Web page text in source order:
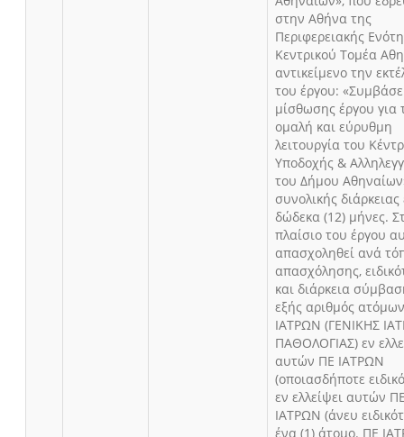
στην Αθήνα της
Περιφερειακής
Κεντρικού Τομέα
αντικείμενο την
του έργου:
μίσθωσης έργου για
ομαλή και εύρυθμη
λειτουργία του
Υποδοχής &
του Δήμου
συνολικής
δώδεκα (12) μήνες.
πλαίσιο του έργου
απασχοληθεί ανά
απασχόλησης,
και διάρκεια
εξής αριθμός
ΙΑΤΡΩΝ (ΓΕΝΙΚΗΣ
ΠΑΘΟΛΟΓΙΑΣ) εν
αυτών ΠΕ ΙΑΤΡΩΝ
(οποιασδήποτε
εν ελλείψει αυτών
ΙΑΤΡΩΝ (άνευ
ένα (1) άτομο. ΠΕ